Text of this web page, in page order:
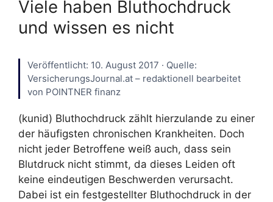
Viele haben Bluthochdruck
und wissen es nicht
Veröffentlicht: 10. August 2017 · Quelle:
VersicherungsJournal.at – redaktionell bearbeitet
von POINTNER finanz
(kunid) Bluthochdruck zählt hierzulande zu einer
der häufigsten chronischen Krankheiten. Doch
nicht jeder Betroffene weiß auch, dass sein
Blutdruck nicht stimmt, da dieses Leiden oft
keine eindeutigen Beschwerden verursacht.
Dabei ist ein festgestellter Bluthochdruck in der